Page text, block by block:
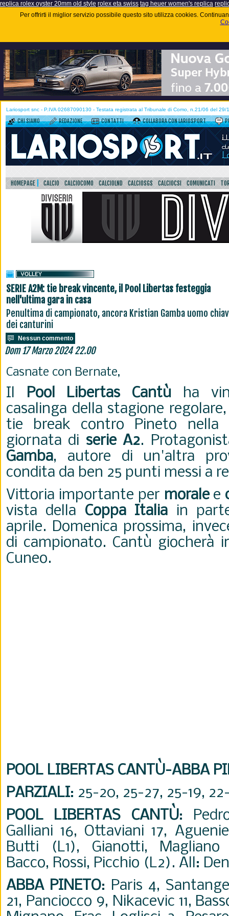
replica rolex oyster 20mm old style rolex eta swiss tag heuer women's replica
Per offrirti il miglior servizio possibile questo sito utilizza cookies.
Lariosport snc - P.IVA 02687090130 - Testata registrata al Tribunale di Como, n.21/06 del 29/
CHI SIAMO REDAZIONE CONTATTI COLLABORA CON LARIOSPORT
HOMEPAGE CALCIO CALCIOCOMO CALCIOLND CALCIOSGS CALCIOCSI COMUNICATI
SERIE A2M: tie break vincente, il Pool Libertas festeggia
nell'ultima gara in casa
Penultima di campionato, ancora Kristian Gamba uomo
dei canturini
Nessun commento
Dom 17 Marzo 2024 22.00
Casnate con Bernate,
Il Pool Libertas Cantù ha
casalinga della stagione
tie break contro Pineto nella
giornata di serie A2.
Gamba, autore di un'altra
condita da ben 25 punti messi a
Vittoria importante per moralee
vista della Coppa Italia in
aprile. Domenica prossima,
di campionato. Cantù giocherà
Cuneo.
POOL LIBERTAS CANTÙ-ABBA
PARZIALI: 25-20, 25-27, 25-19,
POOL LIBERTAS CANTÙ:
Galliani 16, Ottaviani 17,
Butti (L1), Gianotti, Magliano
Bacco, Rossi, Picchio (L2). All:
ABBA PINETO: Paris 4,
21, Panciocco 9, Nikacevic 11,